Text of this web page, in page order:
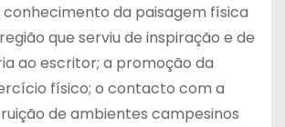
da paisagem física
que serviu de inspiração e de
ao escritor; a promoção da
físico; o contacto com a
de ambientes campesinos